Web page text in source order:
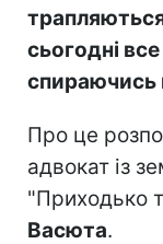
сьогодні
спираючись
Про це
адвокат із
"Приходько
Васюта.